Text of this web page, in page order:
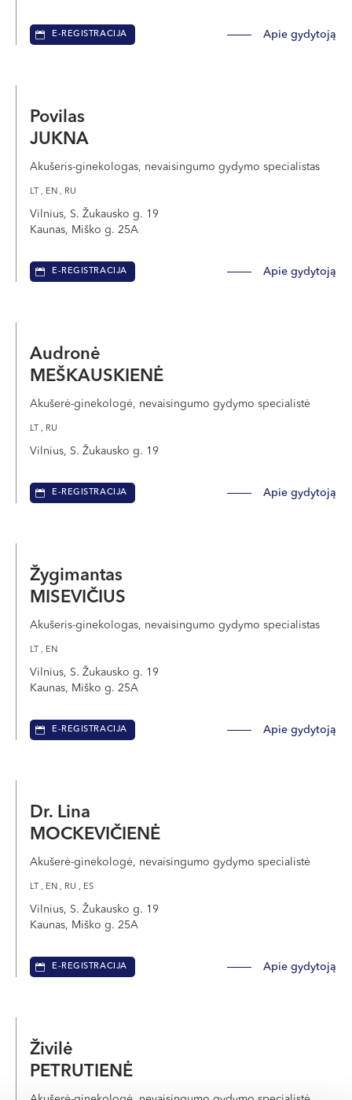
E-REGISTRACIJA Apie gydytoją
Povilas
JUKNA
Akušeris-ginekologas, nevaisingumo gydymo specialistas
LT , EN , RU
Vilnius, S. Žukausko g. 19
Kaunas, Miško g. 25A
E-REGISTRACIJA Apie gydytoją
Audronė
MEŠKAUSKIENĖ
Akušerė-ginekologė, nevaisingumo gydymo specialistė
LT , RU
Vilnius, S. Žukausko g. 19
E-REGISTRACIJA Apie gydytoją
Žygimantas
MISEVIČIUS
Akušeris-ginekologas, nevaisingumo gydymo specialistas
LT , EN
Vilnius, S. Žukausko g. 19
Kaunas, Miško g. 25A
E-REGISTRACIJA Apie gydytoją
Dr. Lina
MOCKEVIČIENĖ
Akušerė-ginekologė, nevaisingumo gydymo specialistė
LT , EN , RU , ES
Vilnius, S. Žukausko g. 19
Kaunas, Miško g. 25A
E-REGISTRACIJA Apie gydytoją
Živilė
PETRUTIENĖ